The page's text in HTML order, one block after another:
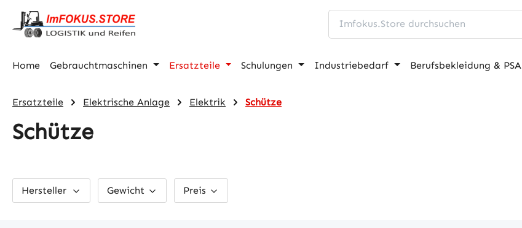
Hauptinhalt springen
Zur Suche springen
Zur Hauptnavigation springen
Home Gebrauchtmaschinen Ersatzteile Schulungen Industriebedarf Berufsbekleidung & PSA
Ersatzteile Elektrische Anlage Elektrik Schütze
Schütze
Hersteller Gewicht Preis